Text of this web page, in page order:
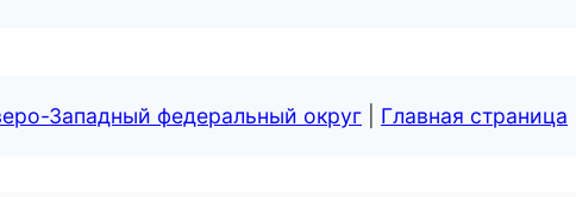
Западный федеральный округ Главная страница